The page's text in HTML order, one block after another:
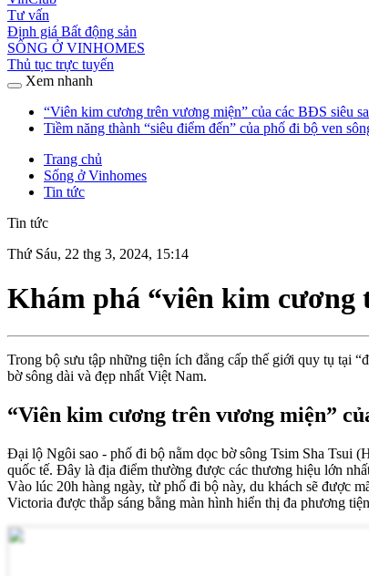
Tư vấn
Định giá Bất động sản
SỐNG Ở VINHOMES
Thủ tục trực tuyến
Xem nhanh
“Viên kim cương trên vương miện” của các BĐS siêu
Tiềm năng thành “siêu điểm đến” của phố đi bộ ven
Trang chủ
Sống ở Vinhomes
Tin tức
Tin tức
Thứ Sáu, 22 thg 3, 2024, 15:14
Khám phá “viên kim cương
Trong bộ sưu tập những tiện ích đẳng cấp thế giới quy tụ tại
bờ sông dài và đẹp nhất Việt Nam.
“Viên kim cương trên vương miện”
Đại lộ Ngôi sao - phố đi bộ nằm dọc bờ sông Tsim Sha Tsui
quốc tế. Đây là địa điểm thường được các thương hiệu lớn
Vào lúc 20h hàng ngày, từ phố đi bộ này, du khách sẽ được
Victoria được thắp sáng bằng màn hình hiển thị đa phương